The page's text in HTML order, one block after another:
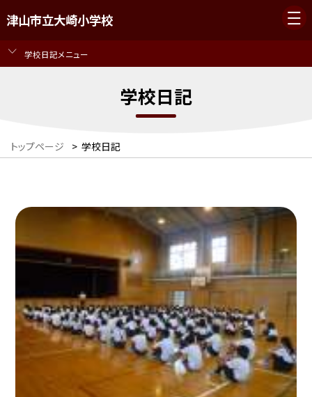
津山市立大崎小学校
学校日記メニュー
学校日記
トップページ > 学校日記